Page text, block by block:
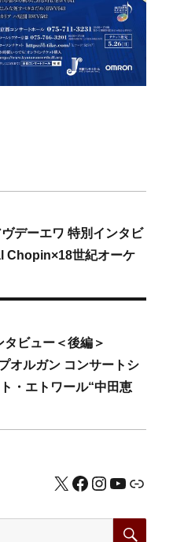
デーエワ 特別インタビ
Chopin×18世紀オーケ
ビュー＜後編＞
オルガン コンサートシ
・エトワール“中田恵
X Facebook
Instagram
公式HP